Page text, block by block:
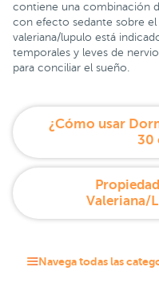
contiene una combinación
con efecto sedante sobre
valeriana/lupulo está
temporales y leves de
para conciliar el sueño.
¿Cómo usar
30
Valeriana/
Navega todas las